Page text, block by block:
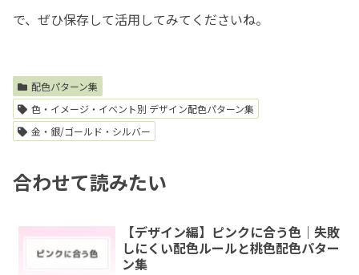
で、ぜひ保存して活用してみてくださいね。
配色パターン集
色・イメージ・イベント別 デザイン配色パターン集
金・銀/ゴールド・シルバー
合わせて読みたい
【デザイン編】ピンクに合う色｜失敗
しにくい配色ルールと桃色配色パター
ン集